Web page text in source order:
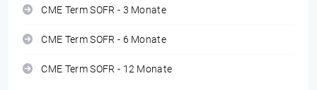
CME Term SOFR - 3 Monate
CME Term SOFR - 6 Monate
CME Term SOFR - 12 Monate